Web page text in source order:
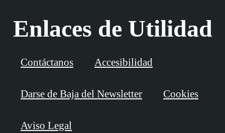
Enlaces de Utilidad
Contáctanos Accesibilidad
Darse de Baja del Newsletter Cookies
Aviso Legal